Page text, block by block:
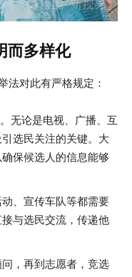
而多样化
法对此有严格规定：
无论是电视、广播、互
选民关注的关键。大
保候选人的信息能够
、宣传车队等都需要
与选民交流，传递他
，再到志愿者，竞选